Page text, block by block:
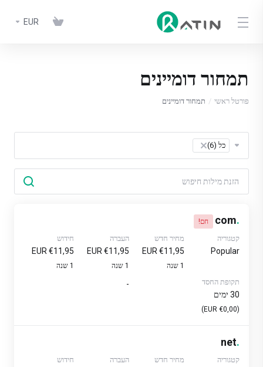
EUR
תמחור דומיינים
פורטל ראשי תמחור דומיינים
כל (6) ×
.
com חם!
קטגוריה
Popular
מחיר חדש
€11,95 EUR
1 שנה
העברה
€11,95 EUR
1 שנה
חידוש
€11,95 EUR
1 שנה
תקופת החסד
30 ימים
(€0,00 EUR)
-
.
net
קטגוריה מחיר חדש העברה חידוש